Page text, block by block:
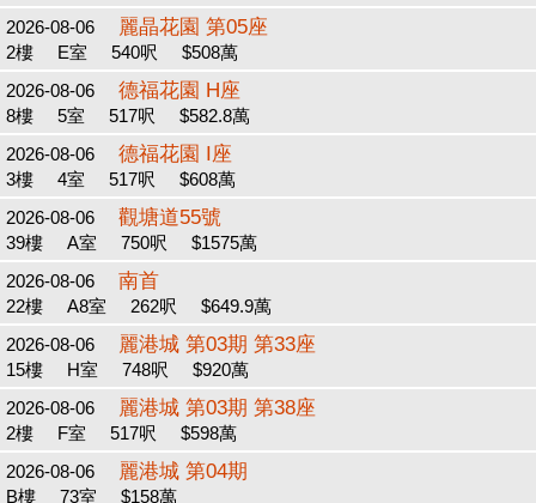
2026-08-06
麗晶花園 第05座
2樓 E室 540呎
$508萬
2026-08-06
德福花園 H座
8樓 5室 517呎
$582.8萬
2026-08-06
德福花園 I座
3樓 4室 517呎
$608萬
2026-08-06
觀塘道55號
39樓 A室 750呎
$1575萬
2026-08-06
南首
22樓 A8室 262呎
$649.9萬
2026-08-06
麗港城 第03期 第33座
15樓 H室 748呎
$920萬
2026-08-06
麗港城 第03期 第38座
2樓 F室 517呎
$598萬
2026-08-06
麗港城 第04期
B樓 73室 $158萬